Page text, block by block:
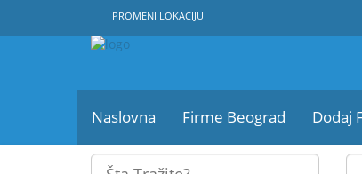
PROMENI LOKACIJU
Naslovna Firme Beograd Dodaj